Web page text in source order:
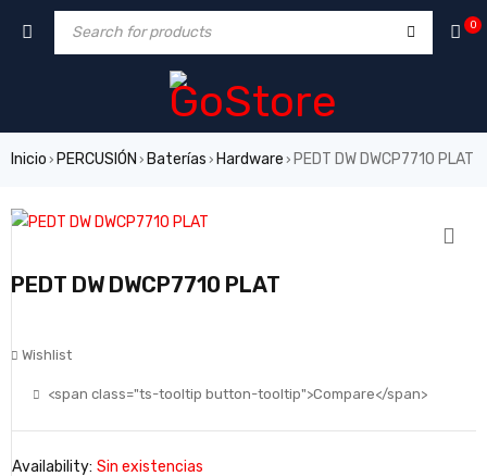
0
Inicio › PERCUSIÓN › Baterías › Hardware › PEDT DW DWCP7710 PLAT
PEDT DW DWCP7710 PLAT
Wishlist
<span class="ts-tooltip button-tooltip">Compare</span>
Availability: Sin existencias